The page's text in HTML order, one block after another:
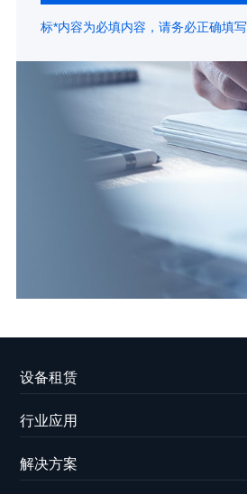
标*内容为必填内容，请务必正确填写
设备租赁
行业应用
解决方案